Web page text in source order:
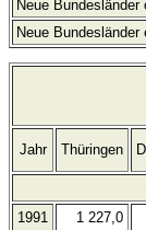
Neue Bundesländer
Neue
Jahr Thüringen
1991
1 227,0